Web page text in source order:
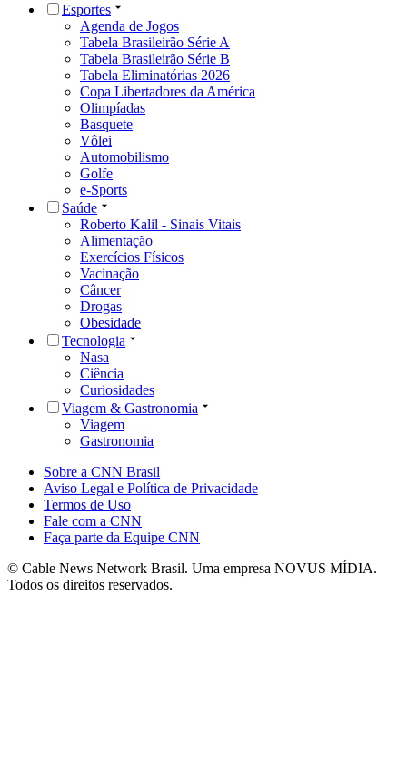
Esportes
Agenda de Jogos
Tabela Brasileirão Série A
Tabela Brasileirão Série B
Tabela Eliminatórias 2026
Copa Libertadores da América
Olimpíadas
Basquete
Vôlei
Automobilismo
Golfe
e-Sports
Saúde
Roberto Kalil - Sinais Vitais
Alimentação
Exercícios Físicos
Vacinação
Câncer
Drogas
Obesidade
Tecnologia
Nasa
Ciência
Curiosidades
Viagem & Gastronomia
Viagem
Gastronomia
Sobre a CNN Brasil
Aviso Legal e Política de Privacidade
Termos de Uso
Fale com a CNN
Faça parte da Equipe CNN
© Cable News Network Brasil. Uma empresa NOVUS MÍDIA.
Todos os direitos reservados.